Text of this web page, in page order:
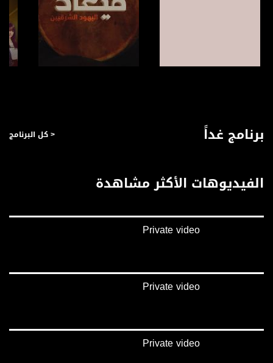
برنامج غداً < كل البرنامج
الفيديوهات الأكثر مشاهدة
Private video
Private video
Private video